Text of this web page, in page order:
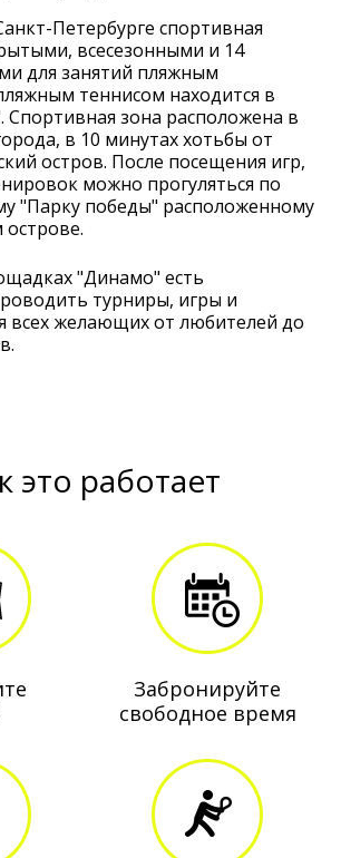
Петербурге спортивная
всесезонными и 14
для занятий пляжным
теннисом находится в
Спортивная зона расположена в
в 10 минутах хотьбы от
остров. После посещения игр,
можно прогуляться по
"Парку победы" расположенному
острове.
"Динамо" есть
турниры, игры и
всех желающих от любителей до
это работает
Забронируйте
свободное время